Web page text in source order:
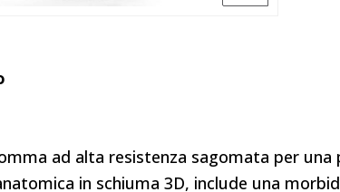
ad alta resistenza sagomata per
in schiuma 3D, include una